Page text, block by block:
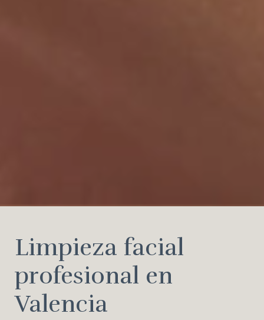
Limpieza facial
profesional en
Valencia